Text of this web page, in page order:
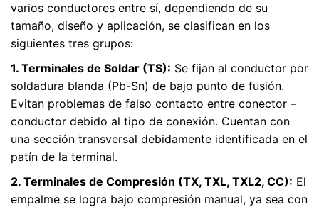
varios conductores entre sí, dependiendo de su
tamaño, diseño y aplicación, se clasifican en los
siguientes tres grupos:
1. Terminales de Soldar (TS): Se fijan al conductor por
soldadura blanda (Pb-Sn) de bajo punto de fusión.
Evitan problemas de falso contacto entre conector –
conductor debido al tipo de conexión. Cuentan con
una sección transversal debidamente identificada en el
patín de la terminal.
2. Terminales de Compresión (TX, TXL, TXL2, CC): El
empalme se logra bajo compresión manual, ya sea con